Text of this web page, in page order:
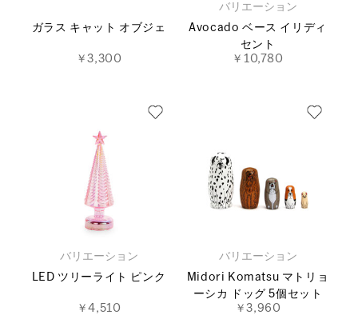
ガラス キャット オブジェ
￥3,300
バリエーション
Avocado ベース イリディ
セント
￥10,780
バリエーション
LED ツリーライト ピンク
￥4,510
バリエーション
Midori Komatsu マトリョ
ーシカ ドッグ 5個セット
￥3,960